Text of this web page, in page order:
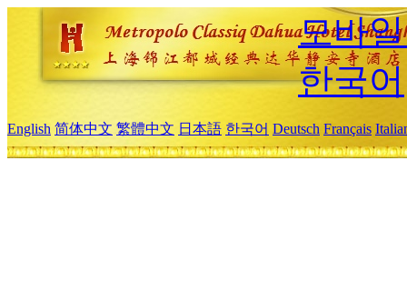
모바
한국어
English 简体中文 繁體中文 日本語 한국어 Deutsch Français